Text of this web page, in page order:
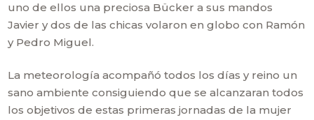
uno de ellos una preciosa Bücker a sus mandos
Javier y dos de las chicas volaron en globo con Ramón
y Pedro Miguel.
La meteorología acompañó todos los días y reino un
sano ambiente consiguiendo que se alcanzaran todos
los objetivos de estas primeras jornadas de la mujer